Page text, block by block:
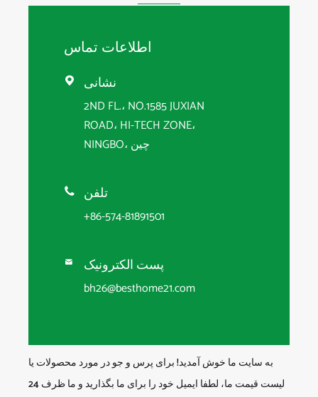
اطلاعات تماس
 نشانی
2ND FL.، NO.1585 JUXIAN
ROAD، HI-TECH ZONE،
NINGBO، چین
 تلفن
+86-574-81891501
 پست الکترونیک
bh26@besthome21.com
به سایت ما خوش آمدید! برای پرس و جو در مورد محصولات یا
لیست قیمت ما، لطفا ایمیل خود را برای ما بگذارید و ما ظرف 24